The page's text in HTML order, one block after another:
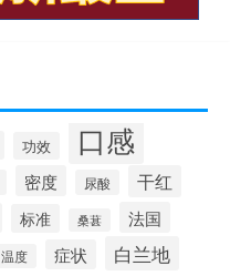
功效 口感
密度 尿酸 干红
标准 桑葚 法国
温度 症状 白兰地